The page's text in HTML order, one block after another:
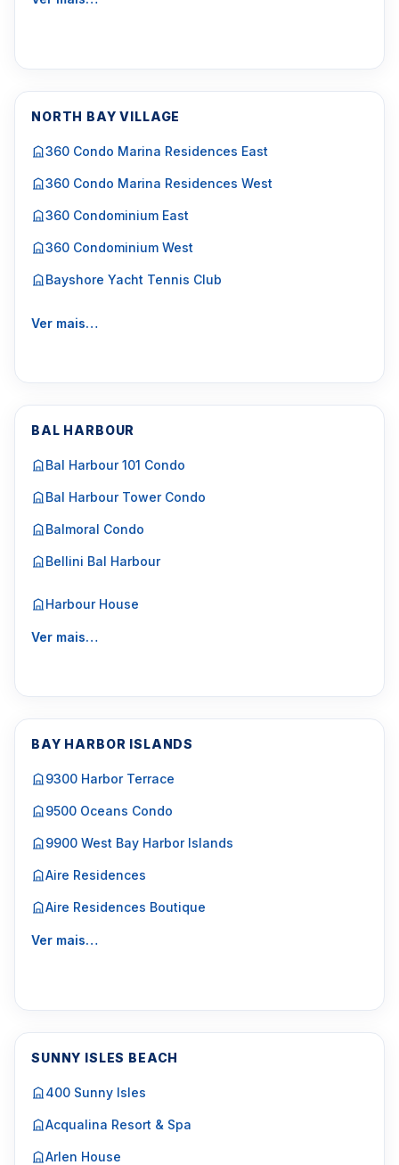
NORTH BAY VILLAGE
360 Condo Marina Residences East
360 Condo Marina Residences West
360 Condominium East
360 Condominium West
Bayshore Yacht Tennis Club
Ver mais…
BAL HARBOUR
Bal Harbour 101 Condo
Bal Harbour Tower Condo
Balmoral Condo
Bellini Bal Harbour
Harbour House
Ver mais…
BAY HARBOR ISLANDS
9300 Harbor Terrace
9500 Oceans Condo
9900 West Bay Harbor Islands
Aire Residences
Aire Residences Boutique
Ver mais…
SUNNY ISLES BEACH
400 Sunny Isles
Acqualina Resort & Spa
Arlen House